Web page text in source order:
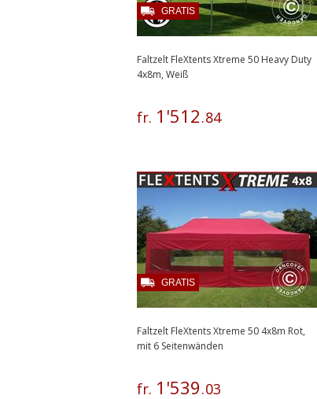
Faltzelt FleXtents Xtreme 50 Heavy Duty
4x8m, Weiß
fr. 1 '512.84
GRATIS
Faltzelt FleXtents Xtreme 50 4x8m Rot,
mit 6 Seitenwänden
fr. 1 '539.03
GRATIS